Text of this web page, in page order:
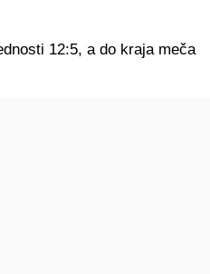
12:5, a do kraja meča